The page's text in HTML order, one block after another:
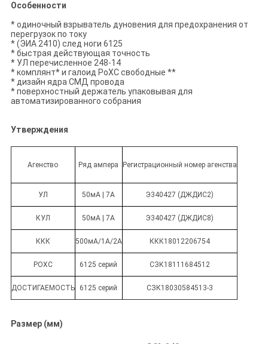
Особенности
* одиночный взрыватель дуновения для предохранения от
перегрузок по току
* (ЭИА 2410) след ноги 6125
* быстрая действующая точность
* УЛ перечисленное 248-14
* комплянт* и галоид РоХС свободные **
* дизайн ядра СМД провода
* поверхностный держатель упаковывая для
автоматизированного собрания
Утверждения
Агенство Ряд ампера Регистрационный номер агенства
УЛ 50мА | 7А Э340427 (ДЖДИС2)
КУЛ 50мА | 7А Э340427 (ДЖДИС8)
ККК 500мА/1А/2А ККК18012206754
РОХС 6125 серий СЗК18111684512
ДОСТИГАЕМОСТЬ 6125 серий СЗК18030584513-3
Размер (мм)